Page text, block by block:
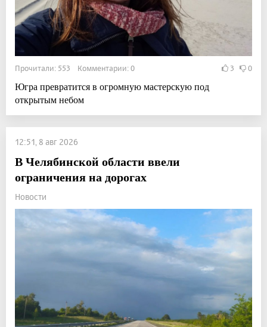
Прочитали: 553 Комментарии: 0 3 0
Югра превратится в огромную мастерскую под
открытым небом
12:51, 8 авг 2026
В Челябинской области ввели
ограничения на дорогах
Новости